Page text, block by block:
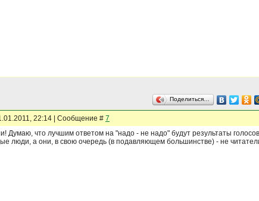
Поделиться…
22:14 | Сообщение # 7
Думаю, что лучшим ответом на "надо - не надо" будут результаты
люди, а они, в свою очередь (в подавляющем большинстве) - не